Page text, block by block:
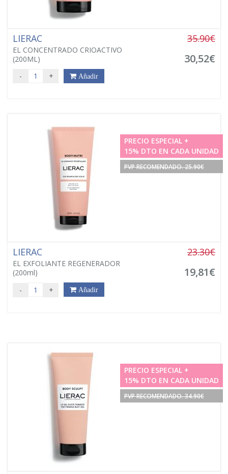
LIERAC
EL CONCENTRADO CRIOACTIVO
(200ML)
35.90€
30,52€
- + Añadir
PRECIO ESPECIAL +
15% DTO EN CADA UNIDAD
PVP RECOMENDADO. 25.90€
LIERAC
EL EXFOLIANTE REGENERADOR
(200ml)
23.30€
19,81€
- + Añadir
PRECIO ESPECIAL +
15% DTO EN CADA UNIDAD
PVP RECOMENDADO. 34.90€